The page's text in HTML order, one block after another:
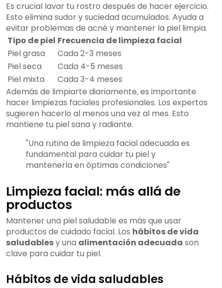
Es crucial lavar tu rostro después de hacer ejercicio.
Esto elimina sudor y suciedad acumulados. Ayuda a
evitar problemas de acné y mantener la piel limpia.
Tipo de piel Frecuencia de limpieza facial
Piel grasa
Cada 2-3 meses
Piel seca
Cada 4-5 meses
Piel mixta
Cada 3-4 meses
Además de limpiarte diariamente, es importante
hacer limpiezas faciales profesionales. Los expertos
sugieren hacerlo al menos una vez al mes. Esto
mantiene tu piel sana y radiante.
"Una rutina de limpieza facial adecuada es
fundamental para cuidar tu piel y
mantenerla en óptimas condiciones"
Limpieza facial: más allá de
productos
Mantener una piel saludable es más que usar
productos de cuidado facial. Los hábitos de vida
saludablesy una alimentación adecuada son
clave para cuidar tu piel.
Hábitos de vida saludables